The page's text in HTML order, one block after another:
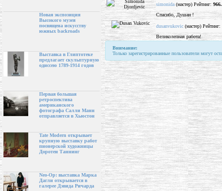
Новая экспозиция
Высокого музея
посвящена искусству
южных backroads
Выставка в Глиптотеке
предлагает скульптурную
одиссею 1789-1914 годов
Первая большая
ретроспектива
американского
фотографа Салли Манн
отправляется в Хьюстон
Tate Modern открывает
крупную выставку работ
пионерской художницы
Доротеи Таннинг
Neo-Op: выставка Марка
Дагли открывается в
галерее Дэвида Ричарда
simonida (мастер) Рейтинг:
Спасибо, Душан !
dusanvukovic (мастер) Рейтинг:
Великолепная работа!
Внимание:
Только зарегистрированные пользователи могут